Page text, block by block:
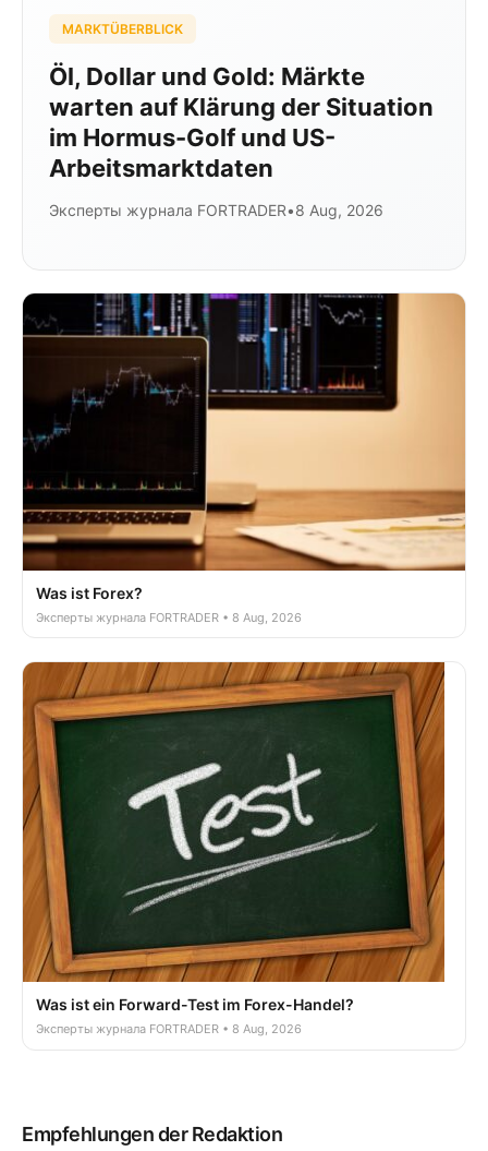
MARKTÜBERBLICK
Öl, Dollar und Gold: Märkte
warten auf Klärung der Situation
im Hormus-Golf und US-
Arbeitsmarktdaten
Эксперты журнала FORTRADER•8 Aug, 2026
Was ist Forex?
Эксперты журнала FORTRADER • 8 Aug, 2026
Was ist ein Forward-Test im Forex-Handel?
Эксперты журнала FORTRADER • 8 Aug, 2026
Empfehlungen der Redaktion